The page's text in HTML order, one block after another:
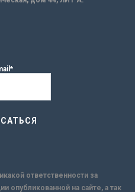
ответственности за
опубликованной на сайте, а так